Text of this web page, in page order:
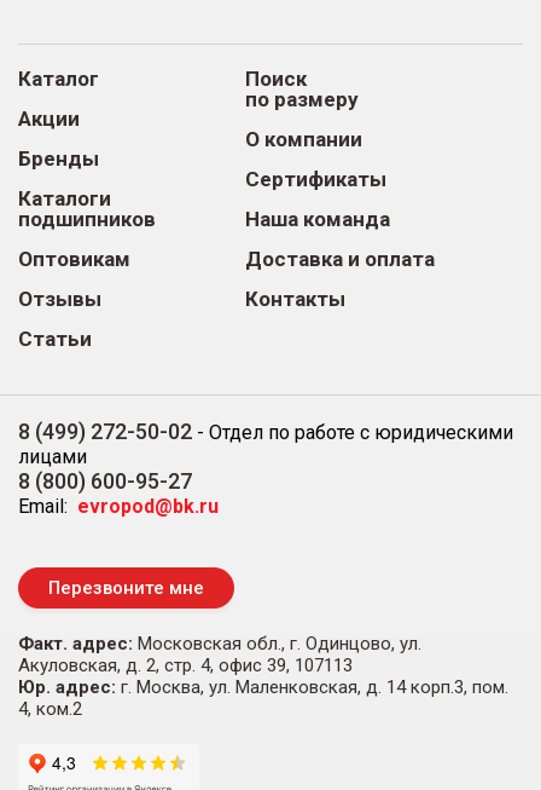
Каталог
Акции
Бренды
Каталоги
подшипников
Оптовикам
Отзывы
Статьи
Поиск
по размеру
О компании
Сертификаты
Наша команда
Доставка и оплата
Контакты
8 (499) 272-50-02 - Отдел по работе с юридическими
лицами
8 (800) 600-95-27
Email: evropod@bk.ru
Перезвоните мне
Факт. адрес: Московская обл., г. Одинцово, ул.
Акуловская, д. 2, стр. 4, офис 39, 107113
Юр. адрес: г. Москва, ул. Маленковская, д. 14 корп.3, пом.
4, ком.2